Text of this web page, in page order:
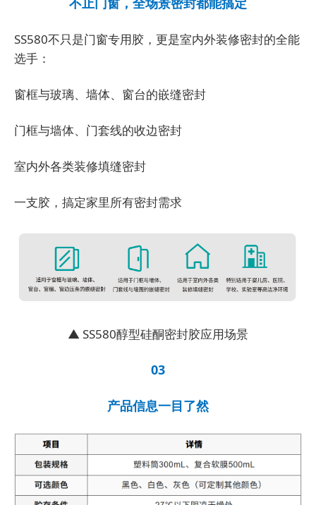
SS580不只是门窗专用胶，更是室内外装修密封的全能
选手：
窗框与玻璃、墙体、窗台的嵌缝密封
门框与墙体、门套线的收边密封
室内外各类装修填缝密封
一支胶，搞定家里所有密封需求
▲ SS580醇型硅酮密封胶应用场景
03
产品信息一目了然